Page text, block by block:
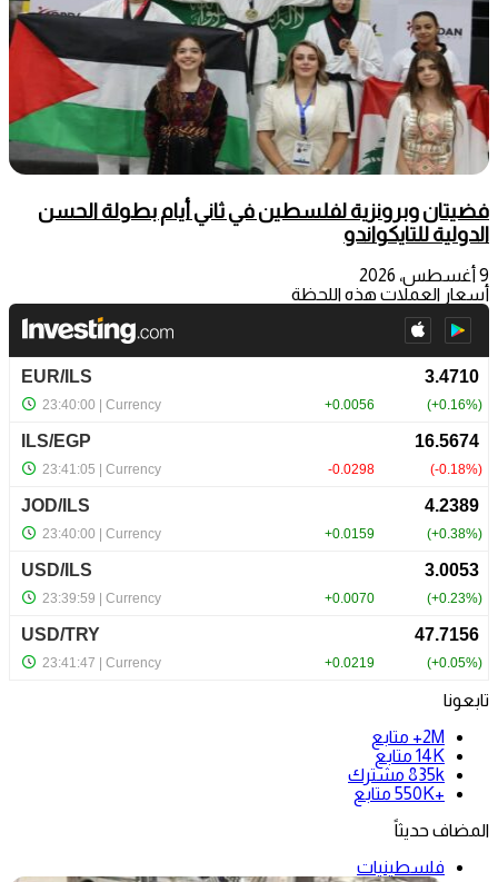
فضيتان وبرونزية لفلسطين في ثاني أيام بطولة الحسن
الدولية للتايكواندو
9 أغسطس، 2026
أسعار العملات هذه اللحظة
تابعونا
2M+
متابع
14K متابع
835k مشترك
+550K
متابع
المضاف حديثاً
فلسطينيات